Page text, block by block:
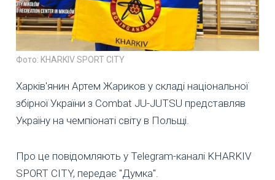
Фото: KHARKIV SPORT CITY
Харків'янин Артем Жариков у складі національної
збірної України з Combat JU-JUTSU представляв
Україну на чемпіонаті світу в Польщі.
Про це повідомляють у Telegram-каналі KHARKIV
SPORT CITY, передає "Думка".